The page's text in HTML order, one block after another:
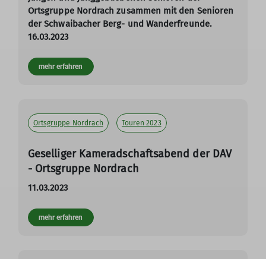
Ortsgruppe Nordrach zusammen mit den Senioren
der Schwaibacher Berg- und Wanderfreunde.
16.03.2023
mehr erfahren
Ortsgruppe Nordrach Touren 2023
Geselliger Kameradschaftsabend der DAV
- Ortsgruppe Nordrach
11.03.2023
mehr erfahren